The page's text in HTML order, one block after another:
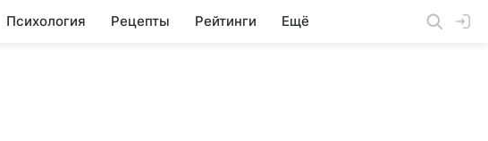
Психология Рецепты Рейтинги Ещё